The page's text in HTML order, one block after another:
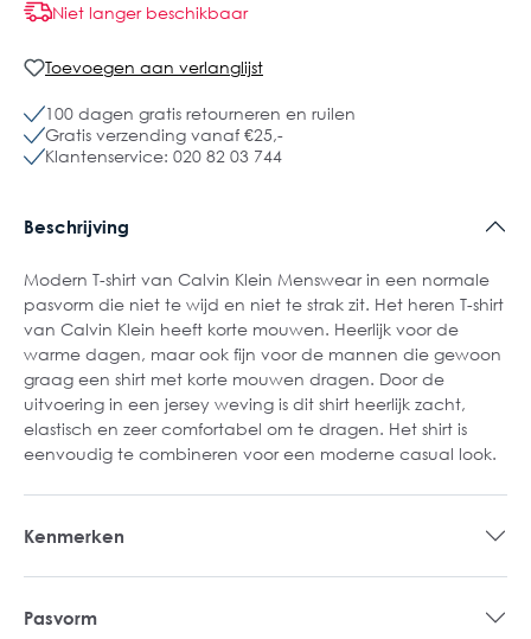
Niet langer beschikbaar
Toevoegen aan verlanglijst
100 dagen gratis retourneren en ruilen
Gratis verzending vanaf €25,-
Klantenservice: 020 82 03 744
Beschrijving
Modern T-shirt van Calvin Klein Menswear in een normale
pasvorm die niet te wijd en niet te strak zit. Het heren T-shirt
van Calvin Klein heeft korte mouwen. Heerlijk voor de
warme dagen, maar ook fijn voor de mannen die gewoon
graag een shirt met korte mouwen dragen. Door de
uitvoering in een jersey weving is dit shirt heerlijk zacht,
elastisch en zeer comfortabel om te dragen. Het shirt is
eenvoudig te combineren voor een moderne casual look.
Kenmerken
Pasvorm